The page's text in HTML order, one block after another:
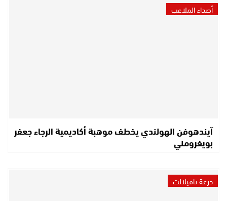
أصداء الملاعب
آيندهوفن الهولندي يخطف موهبة أكاديمية الرجاء جعفر
بويغرومني
درعة تافيلالت